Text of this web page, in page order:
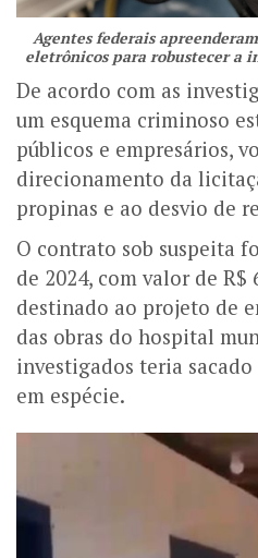
Agentes federais
eletrônicos para robustecer a
De acordo com as
um esquema criminoso
públicos e empresários,
direcionamento da
propinas e ao desvio de
O contrato sob suspeita
de 2024, com valor de R$
destinado ao projeto de
das obras do hospital
investigados teria
em espécie.